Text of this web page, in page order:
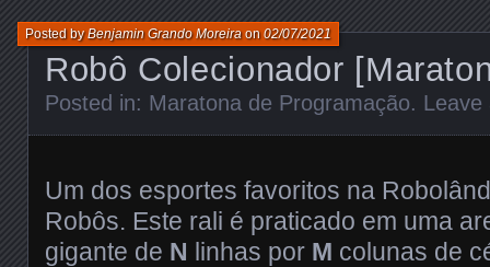
Robô Colecionador
Posted byBenjamin Grando Moreiraon02/07/2021
Posted in: Maratona de Programação. Leave
Um dos esportes favoritos na
Robôs. Este rali é praticado em uma
gigante de N linhas por M colunas de